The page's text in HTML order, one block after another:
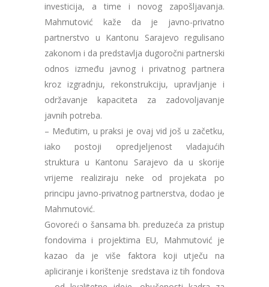
investicija, a time i novog zapošljavanja.
Mahmutović kaže da je javno-privatno
partnerstvo u Kantonu Sarajevo regulisano
zakonom i da predstavlja dugoročni partnerski
odnos između javnog i privatnog partnera
kroz izgradnju, rekonstrukciju, upravljanje i
održavanje kapaciteta za zadovoljavanje
javnih potreba.
– Međutim, u praksi je ovaj vid još u začetku,
iako postoji opredjeljenost vladajućih
struktura u Kantonu Sarajevo da u skorije
vrijeme realiziraju neke od projekata po
principu javno-privatnog partnerstva, dodao je
Mahmutović.
Govoreći o šansama bh. preduzeća za pristup
fondovima i projektima EU, Mahmutović je
kazao da je više faktora koji utječu na
apliciranje i korištenje sredstava iz tih fondova